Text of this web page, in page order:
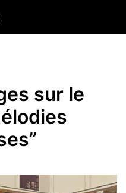
fermer
sur le